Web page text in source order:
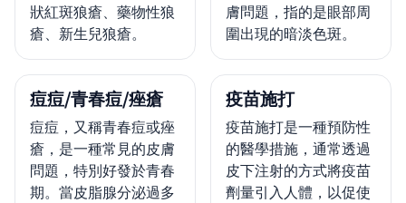
狀紅斑狼瘡、藥物性狼
瘡、新生兒狼瘡。
膚問題，指的是眼部周
圍出現的暗淡色斑。
痘痘/青春痘/痤瘡
痘痘，又稱青春痘或痤
瘡，是一種常見的皮膚
問題，特別好發於青春
期。當皮脂腺分泌過多
疫苗施打
疫苗施打是一種預防性
的醫學措施，通常透過
皮下注射的方式將疫苗
劑量引入人體，以促使